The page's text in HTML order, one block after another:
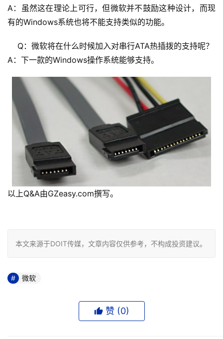
A：虽然这在理论上可行，但微软并不鼓励这种设计，而现
有的Windows系统也将不能支持类似的功能。
Q：微软将在什么时候加入对串行ATA热插拨的支持呢？
A：下一款的Windows操作系统能够支持。
以上Q&A由GZeasy.com撰写。
本文来源于DOIT传媒，文章内容仅供参考，不构成投资建议。
微软
赞 (0)